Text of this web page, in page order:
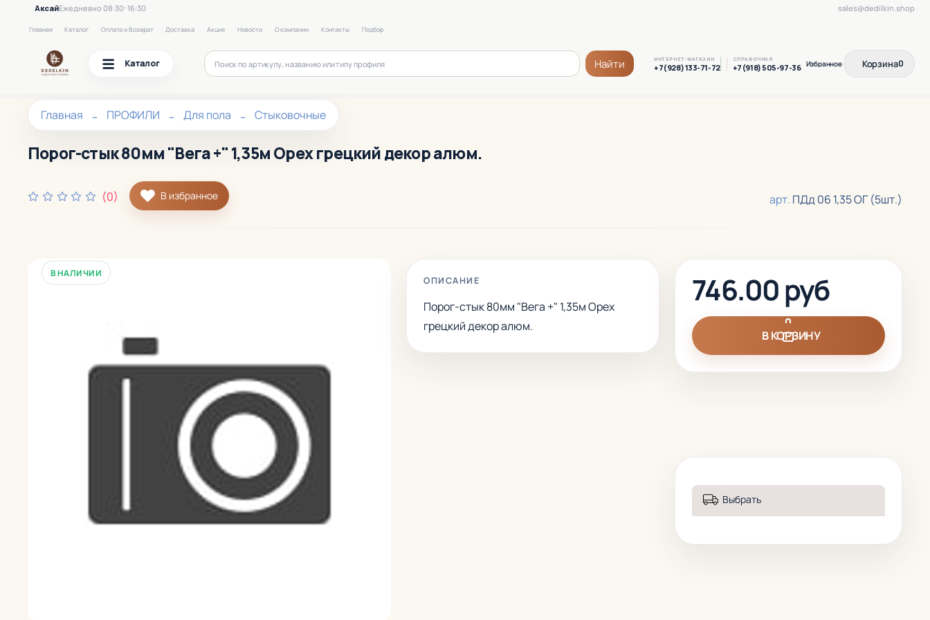
АксайЕжедневно 08:30-16:30
Главная Каталог Оплата и Возврат Доставка Акция Новости О компании Контакты Подбор
sales@dedilkin.shop
Каталог Найти ИНТЕРНЕТ-МАГАЗИН
+7(928) 133-71-72
СПРАВОЧНАЯ
+7(918) 505-97-36 Корзина0
Главная ПРОФИЛИ Для пола Стыковочные
Порог-стык 80мм "Вега +" 1,35м Орех грецкий декор алюм.
(0) В избранное арт. ПДд 06 1,35 ОГ (5шт.)
В НАЛИЧИИ
ОПИСАНИЕ
Порог-стык 80мм "Вега +" 1,35м Орех
грецкий декор алюм.
746.00 руб
В КОРЗИНУ
Выбрать